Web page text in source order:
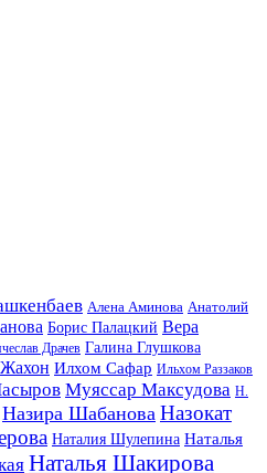
Алена Аминова Анатолий
Борис Палацкий Вера
Драчев Галина Глушкова
Жахон Илхом Сафар Ильхом Раззаков
Муяссар Максудова Н.
Назира Шабанова Назокат
Наталия Шулепина Наталья
Наталья Шакирова